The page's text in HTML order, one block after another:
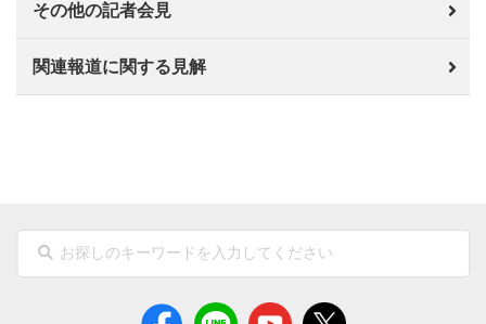
その他の記者会見
関連報道に関する見解